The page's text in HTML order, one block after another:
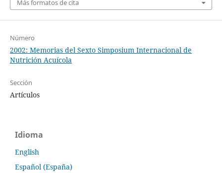
Más formatos de cita
Número
2002: Memorias del Sexto Simposium Internacional de
Nutrición Acuícola
Sección
Artículos
Idioma
English
Español (España)